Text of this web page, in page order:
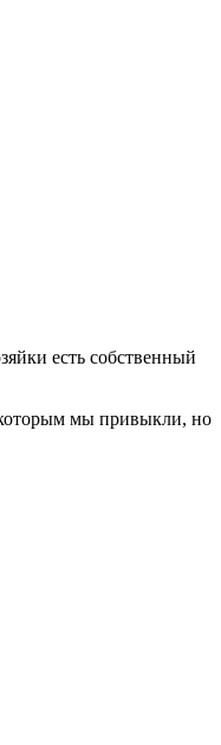
есть собственный
которым мы привыкли, но